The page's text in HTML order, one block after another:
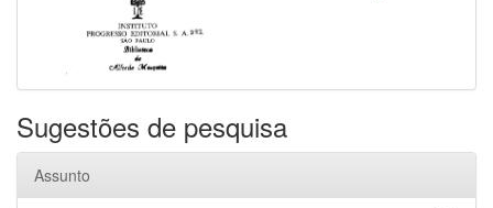
Sugestões de pesquisa
Assunto